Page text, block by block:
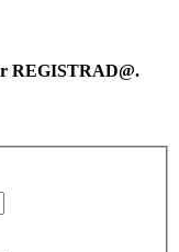
REGISTRAD@.